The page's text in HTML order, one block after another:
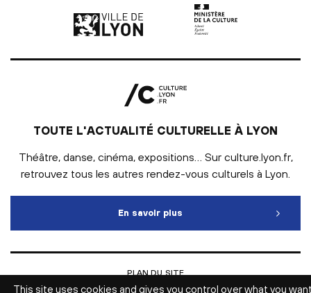
Ville de Lyon | lien externeMinistère de la culture
TOUTE L'ACTUALITÉ CULTURELLE À LYON
Théâtre, danse, cinéma, expositions… Sur culture.lyon.fr,
retrouvez tous les autres rendez-vous culturels à Lyon.
En savoir plus Toute l'actualité culturelle
PLAN DU SITE
INTRANET
This site uses cookies and gives you control over what you